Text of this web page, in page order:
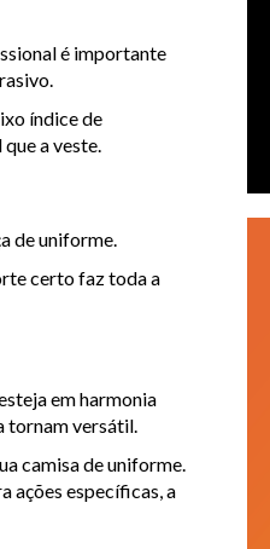
é importante
índice de
a veste.
de uniforme.
certo faz toda a
em harmonia
tornam versátil.
camisa de uniforme.
ações específicas, a